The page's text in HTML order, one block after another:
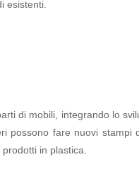
esistenti.
di mobili, integrando lo
fare nuovi
in plastica.